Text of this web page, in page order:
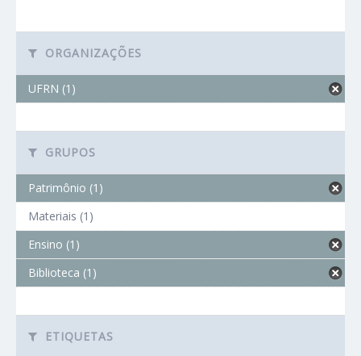
ORGANIZAÇÕES
UFRN (1)
GRUPOS
Patrimônio (1)
Materiais (1)
Ensino (1)
Biblioteca (1)
ETIQUETAS